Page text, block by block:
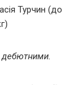
Турчин (до
дебютними.